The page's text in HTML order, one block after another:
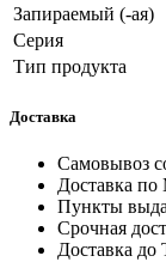
Запираемый (-ая)
Серия
Тип продукта
Доставка
Самовывоз
Доставка
Пункты
Срочная
Доставка до